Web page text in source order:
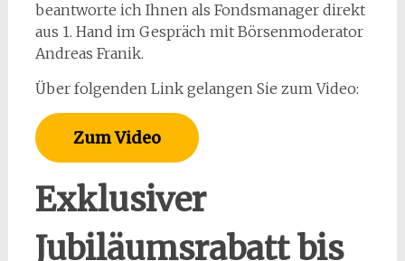
beantworte ich Ihnen als Fondsmanager direkt
aus 1. Hand im Gespräch mit Börsenmoderator
Andreas Franik.
Über folgenden Link gelangen Sie zum Video:
Zum Video
Exklusiver
Jubiläumsrabatt bis